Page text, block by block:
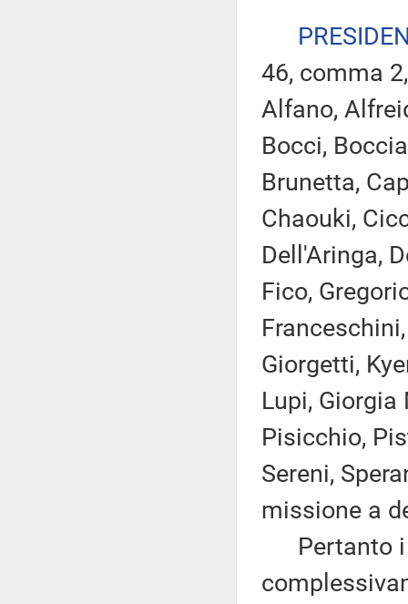
46, comma
Alfano,
Bocci,
Brunetta,
Chaouki,
Dell'Aringa,
Fico,
Giorgetti,
Lupi, Giorgia
Pisicchio,
Sereni,
missione a
Pertanto i